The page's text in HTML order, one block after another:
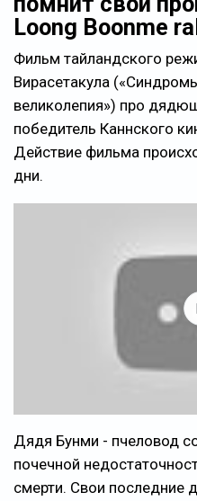
Loong Boonme
Фильм тайландского
Вирасетакула
великолепия») про
победитель Каннского
Действие фильма
дни.
Дядя Бунми - пчеловод
почечной
смерти. Свои последние